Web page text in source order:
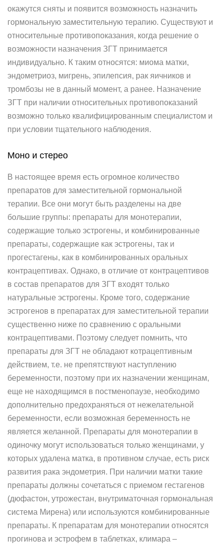
окажутся сняты и появится возможность назначить
гормональную заместительную терапию. Существуют и
относительные противопоказания, когда решение о
возможности назначения ЗГТ принимается
индивидуально. К таким относятся: миома матки,
эндометриоз, мигрень, эпилепсия, рак яичников и
тромбозы не в данный момент, а ранее. Назначение
ЗГТ при наличии относительных противопоказаний
возможно только квалифицированным специалистом и
при условии тщательного наблюдения.
Моно и стерео
В настоящее время есть огромное количество
препаратов для заместительной гормональной
терапии. Все они могут быть разделены на две
большие группы: препараты для монотерапии,
содержащие только эстрогены, и комбинированные
препараты, содержащие как эстрогены, так и
прогестагены, как в комбинированных оральных
контрацептивах. Однако, в отличие от контрацептивов
в состав препаратов для ЗГТ входят только
натуральные эстрогены. Кроме того, содержание
эстрогенов в препаратах для заместительной терапии
существенно ниже по сравнению с оральными
контрацептивами. Поэтому следует помнить, что
препараты для ЗГТ не обладают котрацептивным
действием, т.е. не препятствуют наступлению
беременности, поэтому при их назначении женщинам,
еще не находящимся в постменопаузе, необходимо
дополнительно предохраняться от нежелательной
беременности, если возможная беременность не
является желанной. Препараты для монотерапии в
одиночку могут использоваться только женщинами, у
которых удалена матка, в противном случае, есть риск
развития рака эндометрия. При наличии матки такие
препараты должны сочетаться с приемом гестагенов
(дюфастон, утрожестан, внутриматочная гормональная
система Мирена) или используются комбинированные
препараты. К препаратам для монотерапии относятся
прогинова и эстрофем в таблетках, климара –